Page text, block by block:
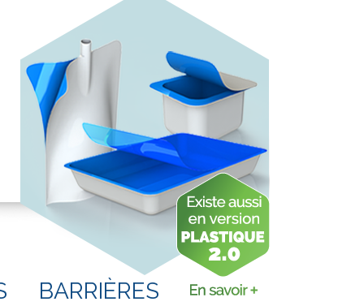
BARRIÈRES